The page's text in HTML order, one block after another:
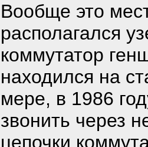
Вообще это
располагался
коммутатор
находился на
мере, в 1986
звонить через
цепочки